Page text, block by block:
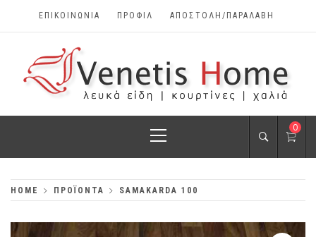
ΕΠΙΚΟΙΝΩΝΊΑ ΠΡΟΦΊΛ ΑΠΟΣΤΟΛΗ/ΠΑΡΑΛΑΒΗ
VENETIS HOME
ΧΑΛΙΆ, ΛΕΥΚΆ
Menu
0
HOME ΠΡΟΪΌΝΤΑ SAMAKARDA 100